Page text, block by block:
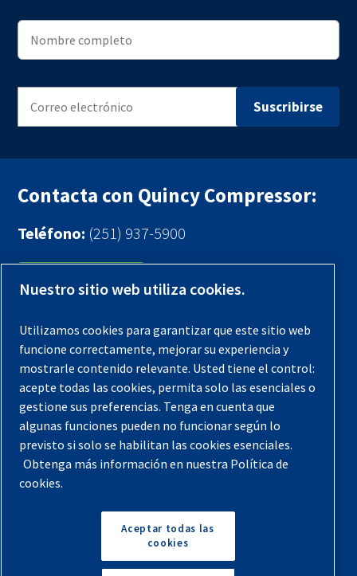
Contacta con Quincy Compressor:
Teléfono: (251) 937-5900
Contáctenos
Registra tu compresor
Aviso legal
Garantías
Política de privacidad
Términos y Condiciones
Mapa del sitio
© 2026 Quincy Compressor. Todos los derechos
Volver arriba
Nuestro sitio web utiliza cookies.
Utilizamos cookies para garantizar que este sitio web
funcione correctamente, mejorar su experiencia y
mostrarle contenido relevante. Usted tiene el control:
acepte todas las cookies, permita solo las esenciales o
gestione sus preferencias. Tenga en cuenta que
algunas funciones pueden no funcionar según lo
previsto si solo se habilitan las cookies esenciales.
Obtenga más información en nuestra Política de
cookies.
Aceptar todas las
cookies